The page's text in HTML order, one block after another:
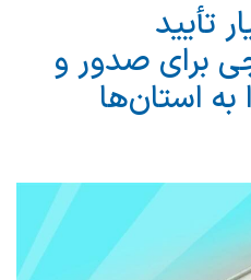
تأیید
برای صدور و
به استان‌ها